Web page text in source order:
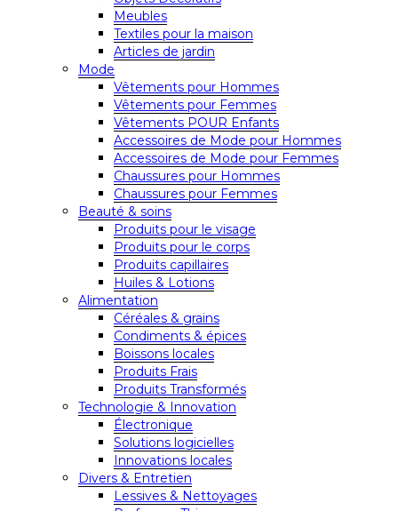
Meubles
Textiles pour la maison
Articles de jardin
Mode
Vêtements pour Hommes
Vêtements pour Femmes
Vêtements POUR Enfants
Accessoires de Mode pour Hommes
Accessoires de Mode pour Femmes
Chaussures pour Hommes
Chaussures pour Femmes
Beauté & soins
Produits pour le visage
Produits pour le corps
Produits capillaires
Huiles & Lotions
Alimentation
Céréales & grains
Condiments & épices
Boissons locales
Produits Frais
Produits Transformés
Technologie & Innovation
Électronique
Solutions logicielles
Innovations locales
Divers & Entretien
Lessives & Nettoyages